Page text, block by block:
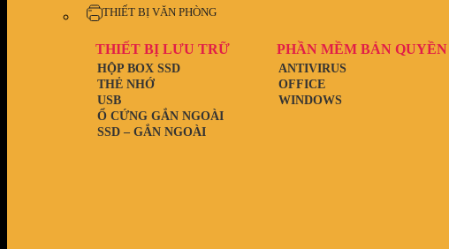
THIẾT BỊ VĂN PHÒNG
THIẾT BỊ LƯU TRỮ
SSD – GẮN NGOÀI
Ổ CỨNG GẮN NGOÀI
USB
THẺ NHỚ
HỘP BOX SSD
PHẦN MỀM BẢN QUYỀN
WINDOWS
OFFICE
ANTIVIRUS